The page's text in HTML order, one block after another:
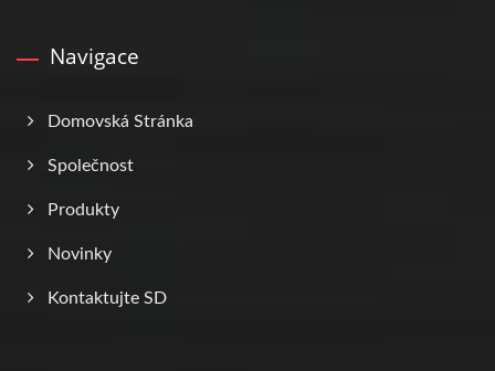
Navigace
Domovská Stránka
Společnost
Produkty
Novinky
Kontaktujte SD